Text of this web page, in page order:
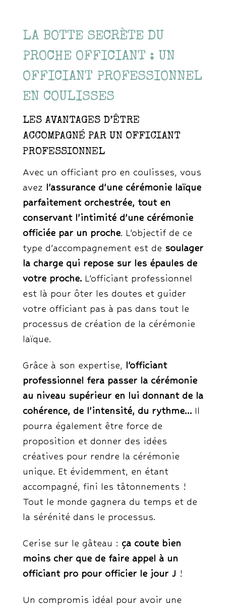
LA BOTTE SECRÈTE DU
PROCHE OFFICIANT : UN
OFFICIANT PROFESSIONNEL
EN COULISSES
LES AVANTAGES D’ÊTRE
ACCOMPAGNÉ PAR UN OFFICIANT
PROFESSIONNEL
Avec un officiant pro en coulisses, vous
avez l’assurance d’une cérémonie laïque
parfaitement orchestrée, tout en
conservant l’intimité d’une cérémonie
officiée par un proche. L’objectif de ce
type d’accompagnement est de soulager
la charge qui repose sur les épaules de
votre proche.L’officiant professionnel
est là pour ôter les doutes et guider
votre officiant pas à pas dans tout le
processus de création de la cérémonie
laïque.
Grâce à son expertise, l’officiant
professionnel fera passer la cérémonie
au niveau supérieur en lui donnant de la
cohérence, de l’intensité, du rythme…Il
pourra également être force de
proposition et donner des idées
créatives pour rendre la cérémonie
unique. Et évidemment, en étant
accompagné, fini les tâtonnements !
Tout le monde gagnera du temps et de
la sérénité dans le processus.
Cerise sur le gâteau : ça coute bien
moins cher que de faire appel à un
officiant pro pour officier le jour J !
Un compromis idéal pour avoir une